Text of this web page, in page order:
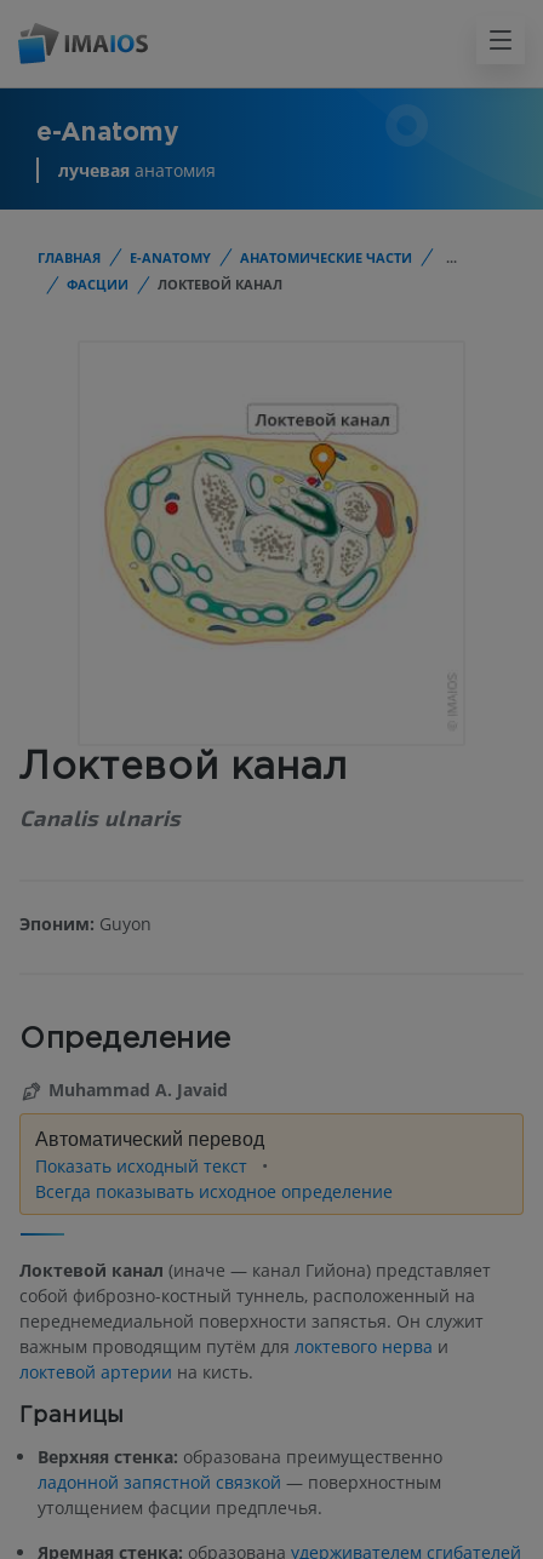
e-Anatomy
лучевая анатомия
ГЛАВНАЯ E-ANATOMY АНАТОМИЧЕСКИЕ ЧАСТИ
...
ФАСЦИИ
ЛОКТЕВОЙ КАНАЛ
Локтевой канал
Canalis ulnaris
Эпоним: Guyon
Определение
Muhammad A. Javaid
Автоматический перевод
Показать исходный текст
Всегда показывать исходное определение
Локтевой канал (иначе — канал Гийона) представляет
собой фиброзно-костный туннель, расположенный на
переднемедиальной поверхности запястья. Он служит
важным проводящим путём для локтевого нерва и
локтевой артерии на кисть.
Границы
Верхняя стенка: образована преимущественно
ладонной запястной связкой — поверхностным
утолщением фасции предплечья.
Яремная стенка: образована удерживателем сгибателей